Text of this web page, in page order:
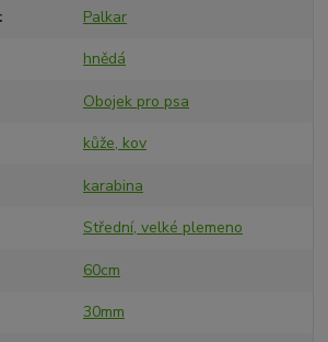
Palkar
hnědá
Obojek pro psa
kůže, kov
karabina
Střední, velké plemeno
60cm
30mm